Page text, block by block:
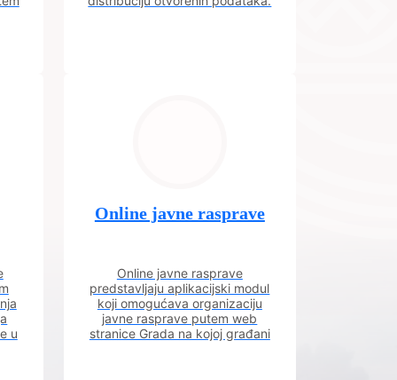
u
Online javne rasprave
Online javne rasprave
predstavljaju aplikacijski modul
koji omogućava organizaciju
javne rasprave putem web
stranice Grada na kojoj građani